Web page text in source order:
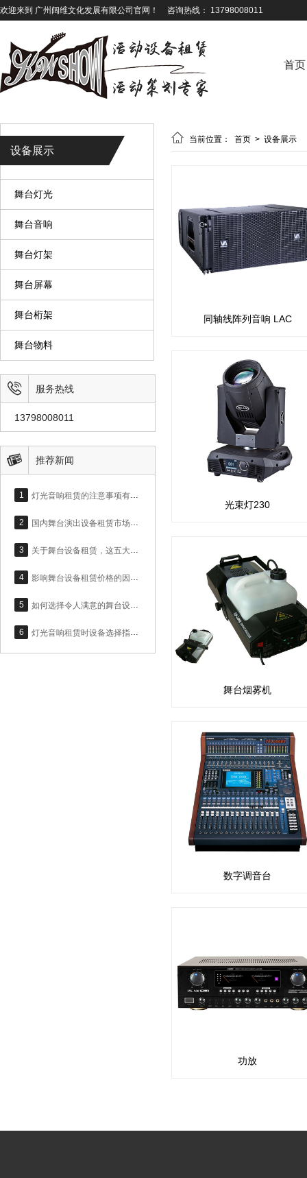
欢迎来到 广州阔维文化发展有限公司官网！ 咨询热线： 13798008011
首页
设备展示
舞台灯光
舞台音响
舞台灯架
舞台屏幕
舞台桁架
舞台物料
 服务热线
13798008011
 推荐新闻
1 灯光音响租赁的注意事项有哪些？
2 国内舞台演出设备租赁市场，呈现大好趋势
3 关于舞台设备租赁，这五大设备问题你必须上心！
4 影响舞台设备租赁价格的因素有哪些？
5 如何选择令人满意的舞台设备租赁公司？
6 灯光音响租赁时设备选择指标是什么？
 当前位置： 首页 > 设备展示
同轴线阵列音响 LAC
光束灯230
舞台烟雾机
数字调音台
功放